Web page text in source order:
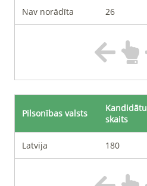
Nav norādīta 26
Pilsonības valsts
Kandidātu
skaits
Latvija 180